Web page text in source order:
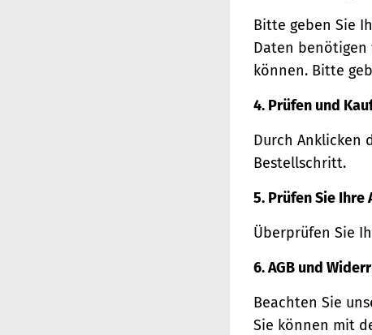
Bitte geben Sie
Daten benötigen
können. Bitte
4. Prüfen und
Durch Anklicken
Bestellschritt.
5. Prüfen Sie
Überprüfen Sie
6. AGB und
Beachten Sie
Sie können mit